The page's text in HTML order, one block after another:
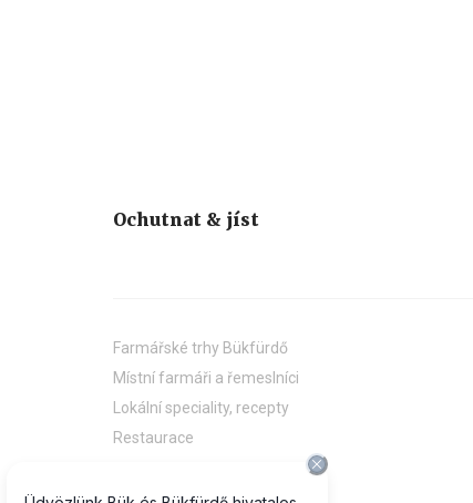
Ochutnat & jíst
Farmářské trhy Bükfürdő
Místní farmáři a řemeslníci
Lokální speciality, recepty
Restaurace